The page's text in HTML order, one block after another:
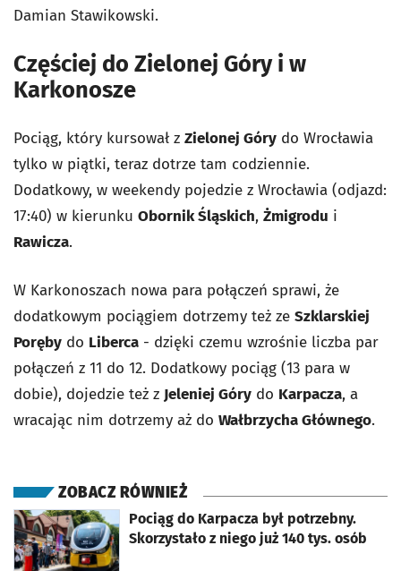
Damian Stawikowski.
Częściej do Zielonej Góry i w
Karkonosze
Pociąg, który kursował z Zielonej Góry do Wrocławia
tylko w piątki, teraz dotrze tam codziennie.
Dodatkowy, w weekendy pojedzie z Wrocławia (odjazd:
17:40) w kierunku Obornik Śląskich, Żmigrodu i
Rawicza.
W Karkonoszach nowa para połączeń sprawi, że
dodatkowym pociągiem dotrzemy też ze Szklarskiej
Poręby do Liberca - dzięki czemu wzrośnie liczba par
połączeń z 11 do 12. Dodatkowy pociąg (13 para w
dobie), dojedzie też z Jeleniej Góry do Karpacza, a
wracając nim dotrzemy aż do Wałbrzycha Głównego.
ZOBACZ RÓWNIEŻ
Pociąg do Karpacza był potrzebny.
Skorzystało z niego już 140 tys. osób
otworzy się w nowej karcie